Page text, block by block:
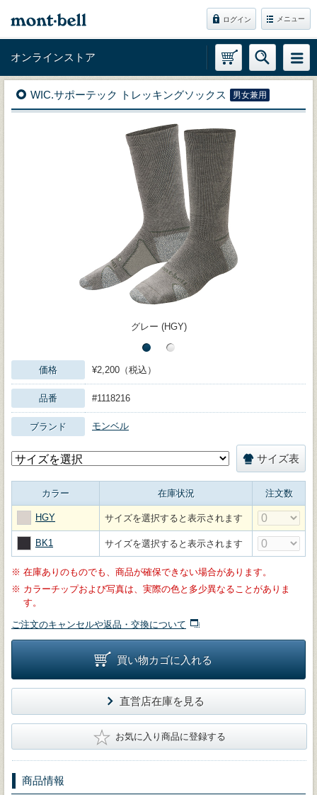
ログイン メニュー
オンラインストア
WIC.サポーテック トレッキングソックス 男女兼用
グレー (HGY)
価格 ¥2,200（税込）
品番 #1118216
ブランド モンベル
サイズ表
カラー 在庫状況 注文数
HGY サイズを選択すると表示されます
BK1 サイズを選択すると表示されます
※ 在庫ありのものでも、商品が確保できない場合があります。
※ カラーチップおよび写真は、実際の色と多少異なることがありま
す。
ご注文のキャンセルや返品・交換について
買い物カゴに入れる
直営店在庫を見る
★ お気に入り商品に登録する
商品情報